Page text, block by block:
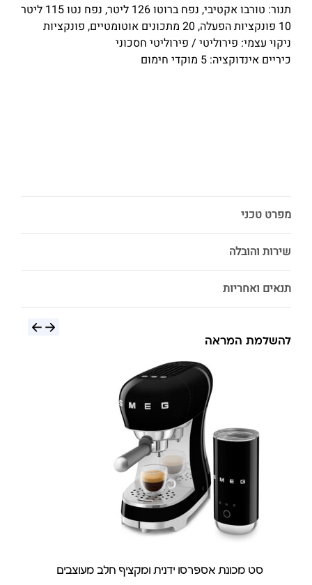
תנור: טורבו אקטיבי, נפח ברוטו 126 ליטר, נפח נטו 115 ליטר
10 פונקציות הפעלה, 20 מתכונים אוטומטיים, פונקציות
ניקוי עצמי: פירוליטי / פירוליטי חסכוני
כיריים אינדוקציה: 5 מוקדי חימום
מפרט טכני
שירות והובלה
תנאים ואחריות
להשלמת המראה
סט מכונת אספרסו ידנית ומקציף חלב מעוצבים